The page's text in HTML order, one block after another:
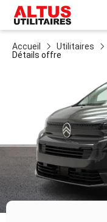
Accueil Utilitaires
Détails offre